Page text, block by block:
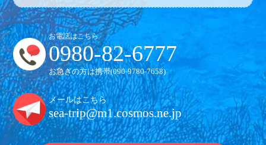
お電話はこちら
0980-82-6777
お急ぎの方は携帯(090-9780-7658)
メールはこちら
sea-trip@m1.cosmos.ne.jp